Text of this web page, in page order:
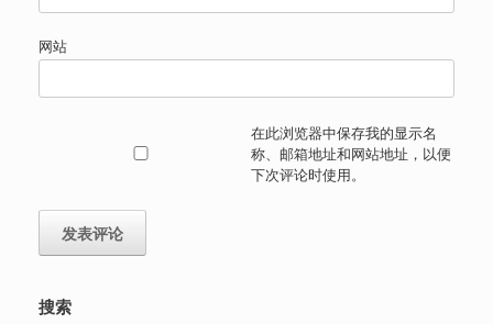
网站
在此浏览器中保存我的显示名
称、邮箱地址和网站地址，以便
下次评论时使用。
搜索